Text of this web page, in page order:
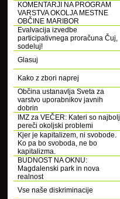
KOMENTARJI NA PROGRAM
VARSTVA OKOLJA MESTNE
OBČINE MARIBOR
Evalvacija izvedbe
participativnega proračuna Čuj,
sodeluj!
Glasuj
Kako z zbori naprej
Občina ustanavlja Sveta za
varstvo uporabnikov javnih
dobrin
IMZ za VEČER: Kateri so najbolj
pereči okoljski problemi
Kjer je kapitalizem, ni svobode.
Ko pa bo svoboda, ne bo
kapitalizma.
BUDNOST NA OKNU:
Magdalenski park in nova
realnost
Vse naše diskriminacije